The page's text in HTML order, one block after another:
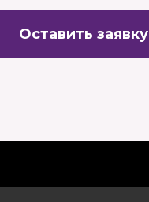
Оставить заявку